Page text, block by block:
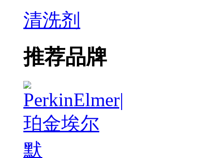
清洗剂
推荐品牌